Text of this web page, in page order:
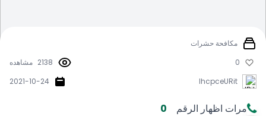
مكافحة حشرات
0
2138 مشاهده
IhcpceURit
2021-10-24
مرات اظهار الرقم
0